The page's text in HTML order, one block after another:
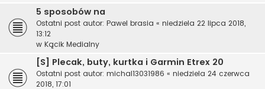
5 sposobów na
Ostatni post autor: Pawel brasia « niedziela 22 lipca 2018,
13:12
w Kącik Medialny
[S] Plecak, buty, kurtka i Garmin Etrex 20
Ostatni post autor: michal13031986 « niedziela 24 czerwca
2018, 17:01